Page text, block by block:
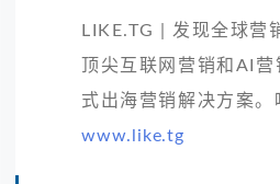
LIKE.TG | 发现全球营
顶尖互联网营销和AI
式出海营销解决方案。
www.like.tg